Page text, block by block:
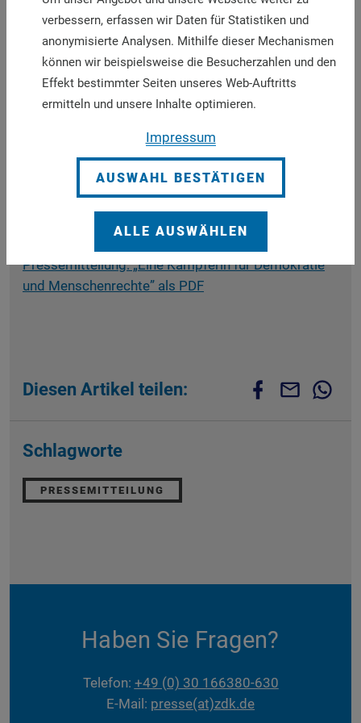
Senioren, für die es in der Bundesrepublik keine
Kultur der Anerkennung gebe. Und sie setzte sich in
besonderer Weise für die Verständigung mit
unseren polnischen Nachbarn ein. Sie tat dies als
politischer Mensch, der seine tiefen Wurzeln im
Katholikin, die ihresgleichen sucht. Es ist
schmerzlich, sie nicht mehr unter uns zu wissen. Ihr
Vorbild. Das ZdK gedenkt Rita Süssmuths in Trauer
und tief empfundener Wertschätzung.“
Pressemitteilung: „Eine Kämpferin für Demokratie
und Menschenrechte” als PDF
Diesen Artikel teilen:
Schlagworte
PRESSEMITTEILUNG
Haben Sie Fragen?
Telefon: +49 (0) 30 166380-630
E-Mail: presse(at)zdk.de
verbessern, erfassen wir Daten für Statistiken und
anonymisierte Analysen. Mithilfe dieser Mechanismen
können wir beispielsweise die Besucherzahlen und den
Effekt bestimmter Seiten unseres Web-Auftritts
ermitteln und unsere Inhalte optimieren.
Impressum
AUSWAHL BESTÄTIGEN
ALLE AUSWÄHLEN